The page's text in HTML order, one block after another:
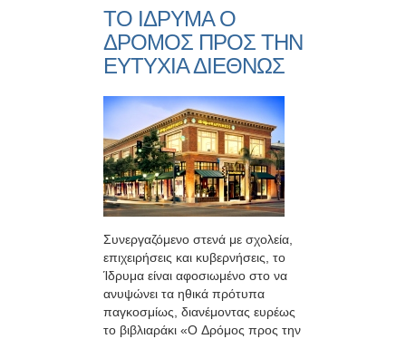
ΤΟ ΙΔΡΥΜΑ Ο
ΔΡΟΜΟΣ ΠΡΟΣ ΤΗΝ
ΕΥΤΥΧΙΑ ΔΙΕΘΝΩΣ
Συνεργαζόμενο στενά με σχολεία,
επιχειρήσεις και κυβερνήσεις, το
Ίδρυμα είναι αφοσιωμένο στο να
ανυψώνει τα ηθικά πρότυπα
παγκοσμίως, διανέμοντας ευρέως
το βιβλιαράκι «Ο Δρόμος προς την